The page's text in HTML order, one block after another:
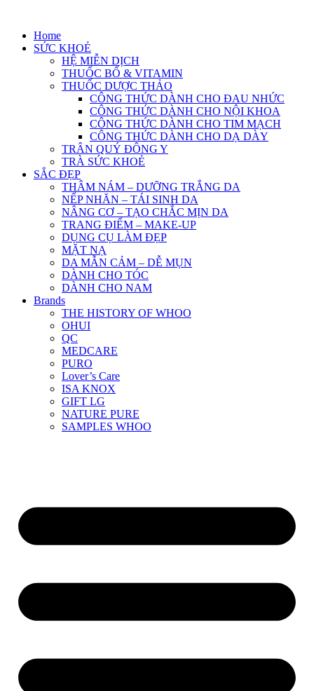
contentHome
SỨC KHOẺ
HỆ MIỄN DỊCH
THUỐC BỔ & VITAMIN
THUỐC DƯỢC THẢO
CÔNG THỨC DÀNH CHO ĐAU NHỨC
CÔNG THỨC DÀNH CHO NỘI KHOA
CÔNG THỨC DÀNH CHO TIM MẠCH
CÔNG THỨC DÀNH CHO DẠ DÀY
TRÂN QUÝ ĐÔNG Y
TRÀ SỨC KHOẺ
SẮC ĐẸP
THÂM NÁM – DƯỠNG TRẮNG DA
NẾP NHĂN – TÁI SINH DA
NÂNG CƠ – TẠO CHẮC MỊN DA
TRANG ĐIỂM – MAKE-UP
DỤNG CỤ LÀM ĐẸP
MẶT NẠ
DA MẪN CẢM – DỄ MỤN
DÀNH CHO TÓC
DÀNH CHO NAM
Brands
THE HISTORY OF WHOO
OHUI
QC
MEDCARE
PURO
Lover’s Care
ISA KNOX
GIFT LG
NATURE PURE
SAMPLES WHOO